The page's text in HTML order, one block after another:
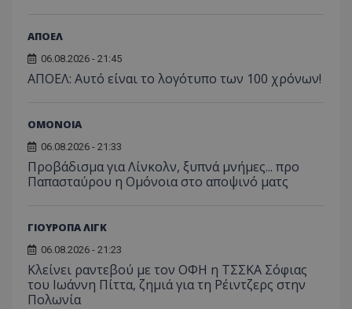
ΑΠΟΕΛ
06.08.2026 - 21:45
ΑΠΟΕΛ: Αυτό είναι το λογότυπο των 100 χρόνων!
ΟΜΟΝΟΙΑ
06.08.2026 - 21:33
Προβάδισμα για Λίνκολν, ξυπνά μνήμες... προ
Παπασταύρου η Ομόνοια στο αποψινό ματς
ΓΙΟΥΡΟΠΑ ΛΙΓΚ
06.08.2026 - 21:23
Κλείνει ραντεβού με τον ΟΦΗ η ΤΣΣΚΑ Σόφιας
του Ιωάννη Πίττα, ζημιά για τη Ρέιντζερς στην
Πολωνία